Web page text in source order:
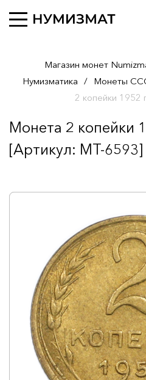
Магазин монет
Нумизматика / Монеты
2 копейки
Монета 2 копейки
[Артикул: MT-6593]